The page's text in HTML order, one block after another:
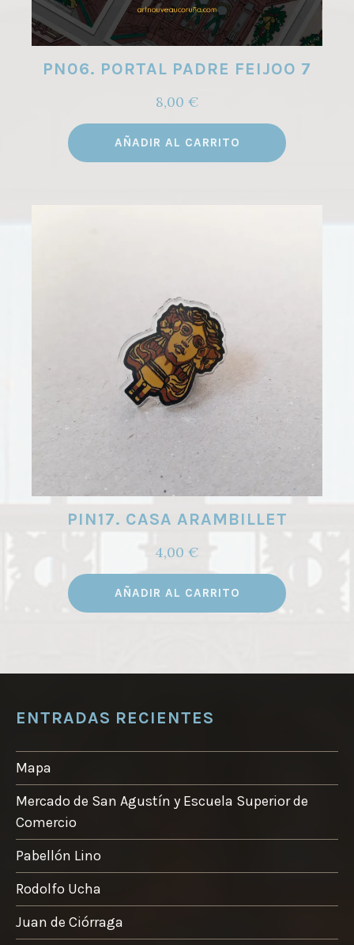
PN06. PORTAL PADRE FEIJOO 7
8,00 €
AÑADIR AL CARRITO
PIN17. CASA ARAMBILLET
4,00 €
AÑADIR AL CARRITO
ENTRADAS RECIENTES
Mapa
Mercado de San Agustín y Escuela Superior de
Comercio
Pabellón Lino
Rodolfo Ucha
Juan de Ciórraga